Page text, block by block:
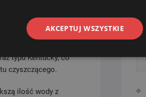
wkładu
typu Kentucky, co
czyszczącego.
ilość wody z
AKCEPTUJ WSZYSTKIE